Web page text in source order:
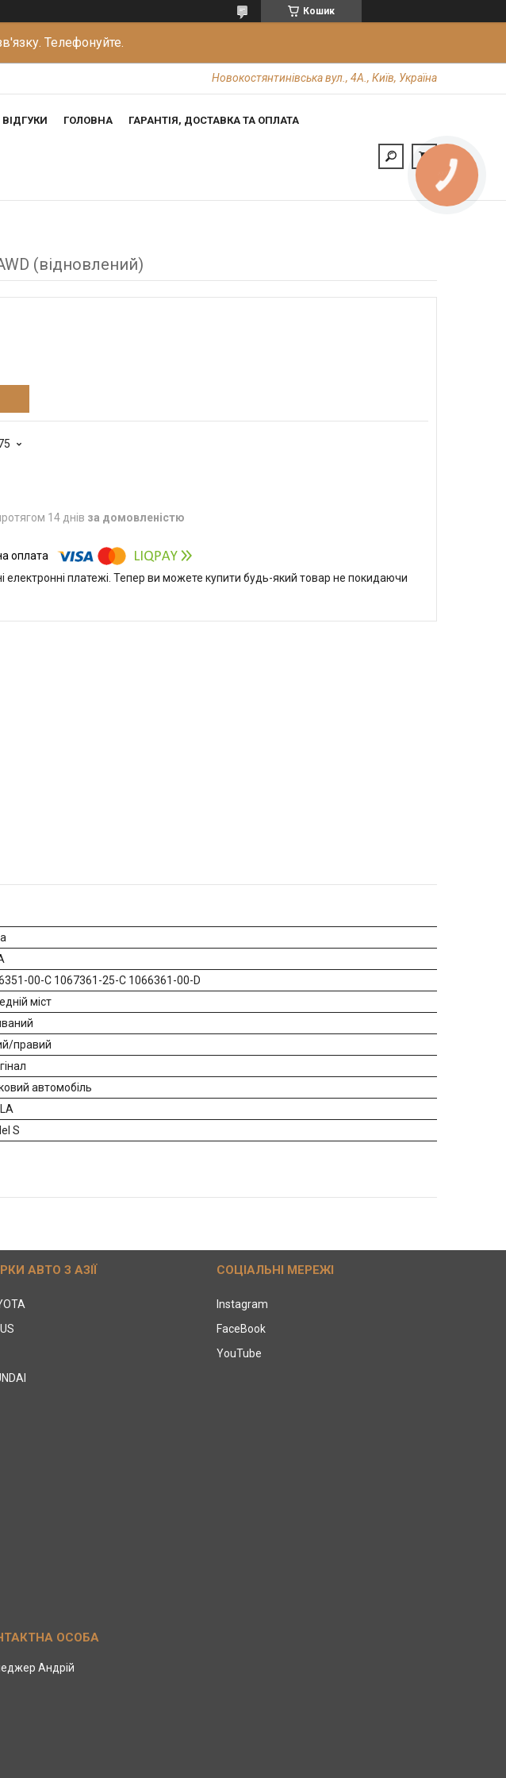
Кошик
Телефонуйте.
Новокостянтинівська вул., 4А., Київ, Україна
ВІДГУКИ ГОЛОВНА ГАРАНТІЯ, ДОСТАВКА ТА ОПЛАТА
(відновлений)
14 днів за домовленістю
електронні платежі. Тепер ви можете купити будь-який товар не покидаючи
00-C 1067361-25-C 1066361-00-D
міст
правий
автомобіль
S
АВТО З АЗІЇ СОЦІАЛЬНІ МЕРЕЖІ
Instagram
FaceBook
YouTube
Андрій
КНОПКА
ЗВ'ЯЗКУ